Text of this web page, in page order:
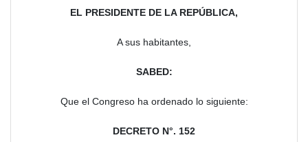
EL PRESIDENTE DE LA REPÚBLICA,
A sus habitantes,
SABED:
Que el Congreso ha ordenado lo siguiente:
DECRETO N°. 152